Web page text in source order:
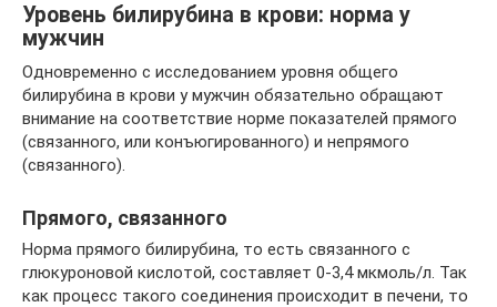
Уровень билирубина в крови: норма у
мужчин
Одновременно с исследованием уровня общего
билирубина в крови у мужчин обязательно обращают
внимание на соответствие норме показателей прямого
(связанного, или конъюгированного) и непрямого
(связанного).
Прямого, связанного
Норма прямого билирубина, то есть связанного с
глюкуроновой кислотой, составляет 0-3,4 мкмоль/л. Так
как процесс такого соединения происходит в печени, то